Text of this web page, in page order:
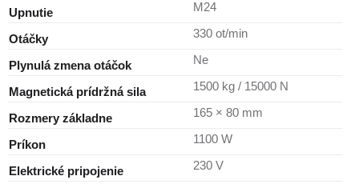
Upnutie M24
Otáčky 330 ot/min
Plynulá zmena otáčok Ne
Magnetická prídržná sila 1500 kg / 15000 N
Rozmery základne 165 × 80 mm
Príkon 1100 W
Elektrické pripojenie 230 V